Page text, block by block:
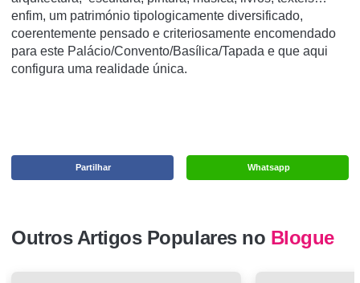
enfim, um património tipologicamente diversificado,
coerentemente pensado e criteriosamente encomendado
para este Palácio/Convento/Basílica/Tapada e que aqui
configura uma realidade única.
Whatsapp
Partilhar
Outros Artigos Populares no Blogue